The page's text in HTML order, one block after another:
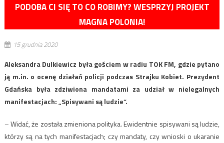
PODOBA CI SIĘ TO CO ROBIMY? WESPRZYJ PROJEKT
MAGNA POLONIA!
15 grudnia 2020
Aleksandra Dulkiewicz była gościem w radiu TOK FM, gdzie pytano
ją m.in. o ocenę działań policji podczas Strajku Kobiet. Prezydent
Gdańska była zdziwiona mandatami za udział w nielegalnych
manifestacjach: „Spisywani są ludzie”.
– Widać, że została zmieniona polityka. Ewidentnie spisywani są ludzie,
którzy są na tych manifestacjach; czy mandaty, czy wnioski o ukaranie